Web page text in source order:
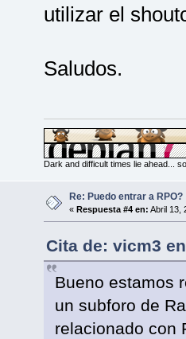
utilizar el
Saludos.
Dark and difficult times lie ahead...
Re: Puedo entrar a RPO?
« Respuesta #4 en: Abril 13,
Cita de: vicm3
Bueno estamos
un subforo de
relacionado con